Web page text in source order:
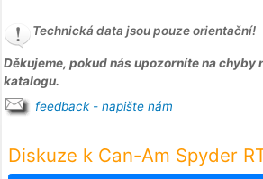
Technická data jsou pouze orientační!
Děkujeme, pokud nás upozorníte na chyby
katalogu.
feedback - napište nám
Diskuze k Can-Am Spyder